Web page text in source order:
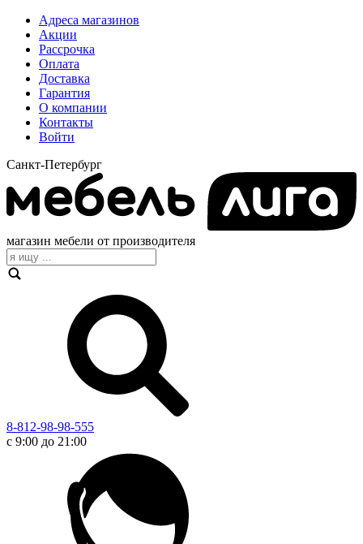
Адреса магазинов
Акции
Рассрочка
Оплата
Доставка
Гарантия
О компании
Контакты
Войти
Санкт-Петербург
магазин мебели от производителя
8-812-98-98-555
с 9:00 до 21:00